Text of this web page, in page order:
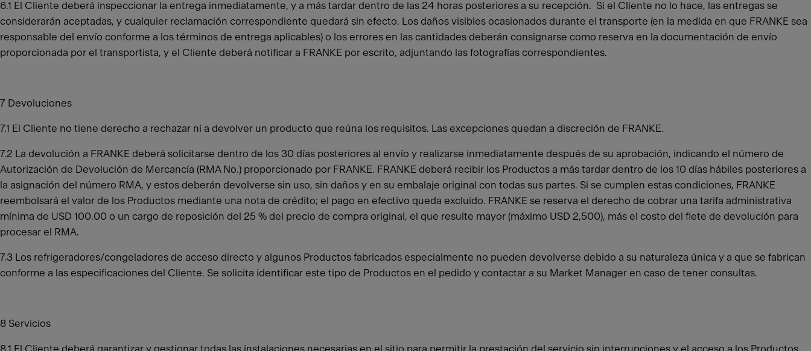
6.1 El Cliente deberá inspeccionar la entrega inmediatamente, y a más tardar dentro de las 24 horas posteriores a su recepción. Si el Cliente no lo hace, las entregas se
considerarán aceptadas, y cualquier reclamación correspondiente quedará sin efecto. Los daños visibles ocasionados durante el transporte (en la medida en que FRANKE sea
responsable del envío conforme a los términos de entrega aplicables) o los errores en las cantidades deberán consignarse como reserva en la documentación de envío
proporcionada por el transportista, y el Cliente deberá notificar a FRANKE por escrito, adjuntando las fotografías correspondientes.
7 Devoluciones
7.1 El Cliente no tiene derecho a rechazar ni a devolver un producto que reúna los requisitos. Las excepciones quedan a discreción de FRANKE.
7.2 La devolución a FRANKE deberá solicitarse dentro de los 30 días posteriores al envío y realizarse inmediatamente después de su aprobación, indicando el número de
Autorización de Devolución de Mercancía (RMA No.) proporcionado por FRANKE. FRANKE deberá recibir los Productos a más tardar dentro de los 10 días hábiles posteriores a
la asignación del número RMA, y estos deberán devolverse sin uso, sin daños y en su embalaje original con todas sus partes. Si se cumplen estas condiciones, FRANKE
reembolsará el valor de los Productos mediante una nota de crédito; el pago en efectivo queda excluido. FRANKE se reserva el derecho de cobrar una tarifa administrativa
mínima de USD 100.00 o un cargo de reposición del 25 % del precio de compra original, el que resulte mayor (máximo USD 2,500), más el costo del flete de devolución para
procesar el RMA.
7.3 Los refrigeradores/congeladores de acceso directo y algunos Productos fabricados especialmente no pueden devolverse debido a su naturaleza única y a que se fabrican
conforme a las especificaciones del Cliente. Se solicita identificar este tipo de Productos en el pedido y contactar a su Market Manager en caso de tener consultas.
8 Servicios
8.1 El Cliente deberá garantizar y gestionar todas las instalaciones necesarias en el sitio para permitir la prestación del servicio sin interrupciones y el acceso a los Productos